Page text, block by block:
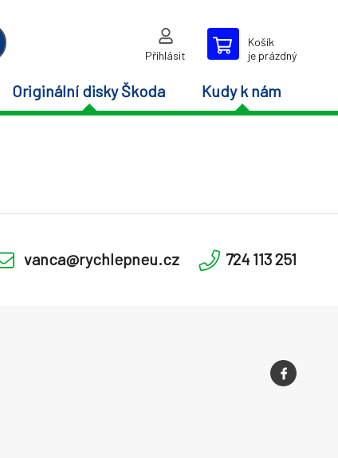
Přihlásit
Košík
je prázdný
Originální disky Škoda Kudy k nám
vanca@rychlepneu.cz 724 113 251